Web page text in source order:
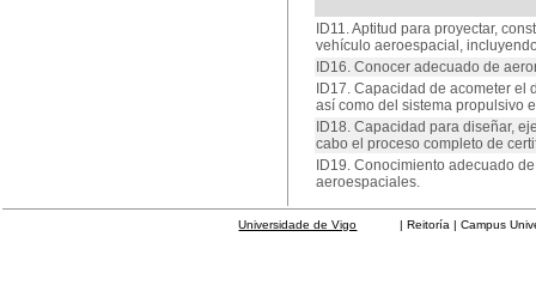
ID11. Aptitud para proyectar,
vehículo aeroespacial,
ID16. Conocer adecuado de
ID17. Capacidad de acometer
así como del sistema propulsivo
ID18. Capacidad para diseñar,
cabo el proceso completo de
ID19. Conocimiento adecuado
aeroespaciales.
Universidade de Vigo | Reitoría | Campus